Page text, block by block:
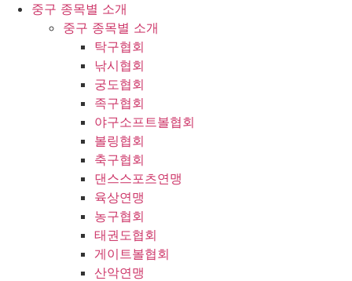
중구 종목별 소개
중구 종목별 소개
탁구협회
낚시협회
궁도협회
족구협회
야구소프트볼협회
볼링협회
축구협회
댄스스포츠연맹
육상연맹
농구협회
태권도협회
게이트볼협회
산악연맹